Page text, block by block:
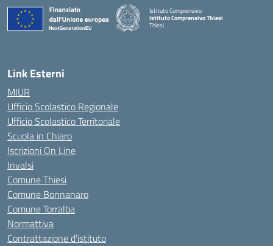
Istituto Comprensivo
Istituto Comprensivo Thiesi
Thiesi
Link Esterni
MIUR
Ufficio Scolastico Regionale
Ufficio Scolastico Territoriale
Scuola in Chiaro
Iscrizioni On Line
Invalsi
Comune Thiesi
Comune Bonnanaro
Comune Torralba
Normattiva
Contrattazione d’istituto